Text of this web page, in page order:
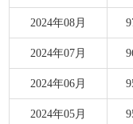
2024年08月
2024年07月
2024年06月
2024年05月